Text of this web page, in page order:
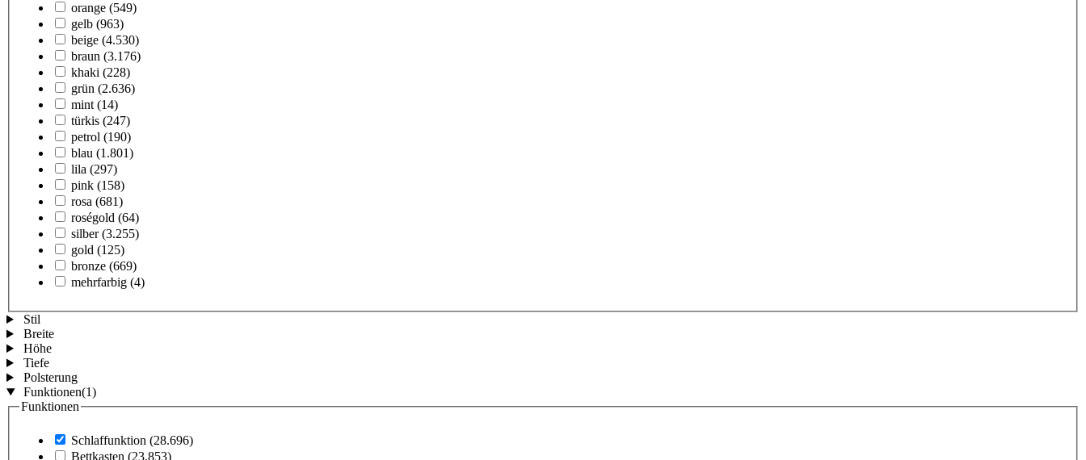
orange (549)
gelb (963)
beige (4.530)
braun (3.176)
khaki (228)
grün (2.636)
mint (14)
türkis (247)
petrol (190)
blau (1.801)
lila (297)
pink (158)
rosa (681)
roségold (64)
silber (3.255)
gold (125)
bronze (669)
mehrfarbig (4)
Stil
Breite
Höhe
Tiefe
Polsterung
Funktionen(1)
Funktionen
Schlaffunktion (28.696)
Bettkasten (23.853)